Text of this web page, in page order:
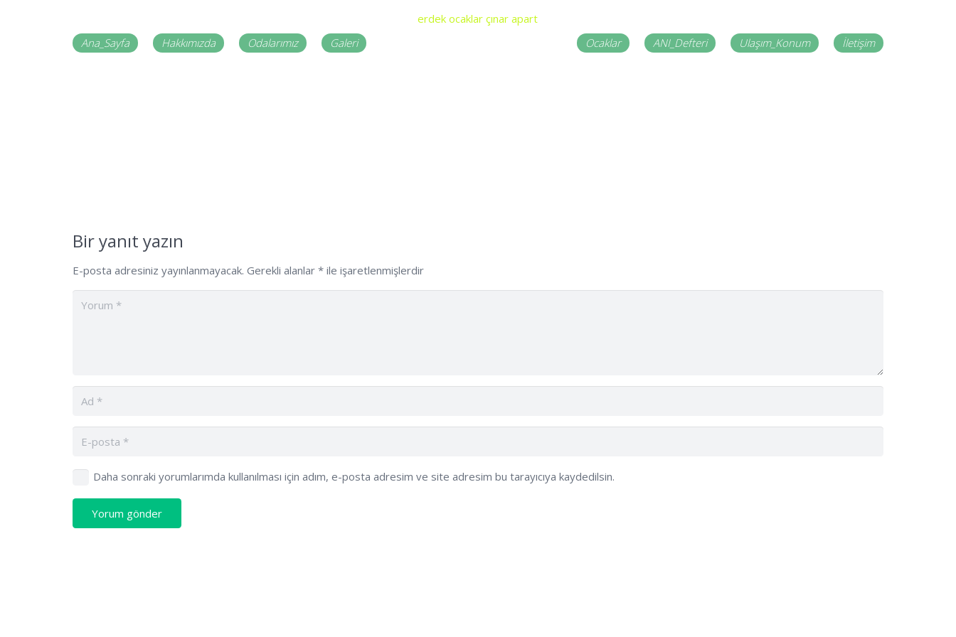
Ana_Sayfa Hakkımızda Odalarımız Galeri Ocaklar ANI_Defteri Ulaşım_Konum İletişim
Bir yanıt yazın
E-posta adresiniz yayınlanmayacak. Gerekli alanlar * ile işaretlenmişlerdir
Daha sonraki yorumlarımda kullanılması için adım, e-posta adresim ve site adresim bu tarayıcıya kaydedilsin.
Yorum gönder